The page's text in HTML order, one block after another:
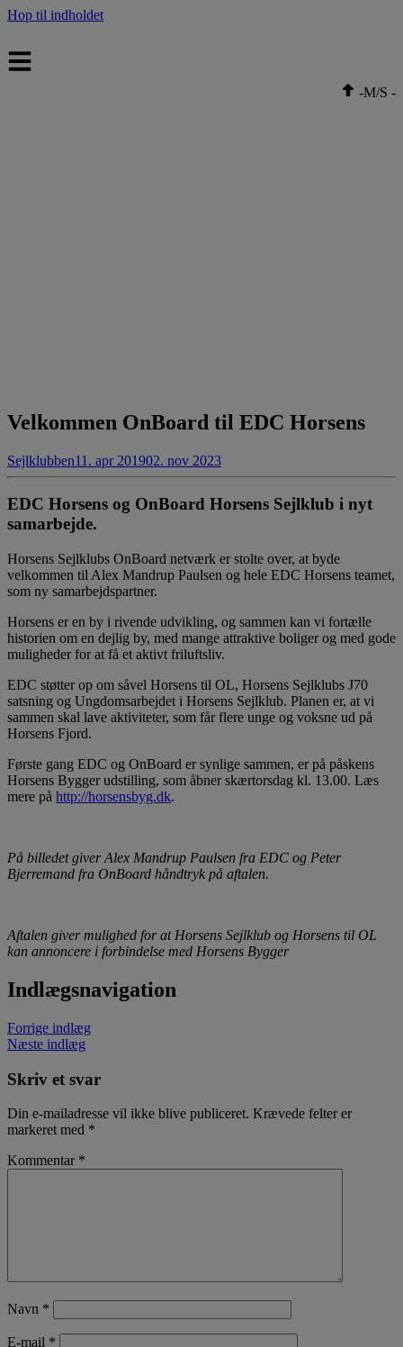
Hop til indholdet
-M/S -
Velkommen OnBoard til EDC Horsens
Sejlklubben11. apr 201902. nov 2023
EDC Horsens og OnBoard Horsens Sejlklub i nyt
samarbejde.
Horsens Sejlklubs OnBoard netværk er stolte over, at byde
velkommen til Alex Mandrup Paulsen og hele EDC Horsens teamet,
som ny samarbejdspartner.
Horsens er en by i rivende udvikling, og sammen kan vi fortælle
historien om en dejlig by, med mange attraktive boliger og med gode
muligheder for at få et aktivt friluftsliv.
EDC støtter op om såvel Horsens til OL, Horsens Sejlklubs J70
satsning og Ungdomsarbejdet i Horsens Sejlklub. Planen er, at vi
sammen skal lave aktiviteter, som får flere unge og voksne ud på
Horsens Fjord.
Første gang EDC og OnBoard er synlige sammen, er på påskens
Horsens Bygger udstilling, som åbner skærtorsdag kl. 13.00. Læs
mere på http://horsensbyg.dk.
På billedet giver Alex Mandrup Paulsen fra EDC og Peter
Bjerremand fra OnBoard håndtryk på aftalen.
Aftalen giver mulighed for at Horsens Sejlklub og Horsens til OL
kan annoncere i forbindelse med Horsens Bygger
Indlægsnavigation
Forrige indlæg
Næste indlæg
Skriv et svar
Din e-mailadresse vil ikke blive publiceret. Krævede felter er
markeret med *
Kommentar *
Navn *
E-mail *